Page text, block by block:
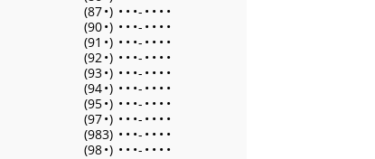
(87•) • • •- • • • •
(90•) • • •- • • • •
(91 •) • • •- • • • •
(92•) • • •- • • • •
(93•) • • •- • • • •
(94•) • • •- • • • •
(95•) • • •- • • • •
(97•) • • •- • • • •
(983) • • •- • • • •
(98•) • • •- • • • •